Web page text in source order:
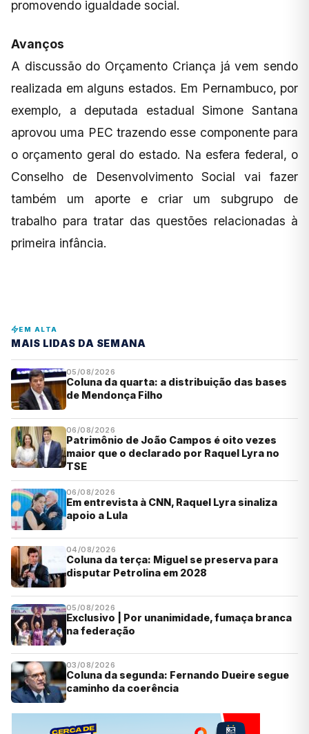
promovendo igualdade social.
Avanços
A discussão do Orçamento Criança já vem sendo
realizada em alguns estados. Em Pernambuco, por
exemplo, a deputada estadual Simone Santana
aprovou uma PEC trazendo esse componente para
o orçamento geral do estado. Na esfera federal, o
Conselho de Desenvolvimento Social vai fazer
também um aporte e criar um subgrupo de
trabalho para tratar das questões relacionadas à
primeira infância.
EM ALTA
MAIS LIDAS DA SEMANA
05/08/2026
Coluna da quarta: a distribuição das bases
de Mendonça Filho
06/08/2026
Patrimônio de João Campos é oito vezes
maior que o declarado por Raquel Lyra no
TSE
06/08/2026
Em entrevista à CNN, Raquel Lyra sinaliza
apoio a Lula
04/08/2026
Coluna da terça: Miguel se preserva para
disputar Petrolina em 2028
05/08/2026
Exclusivo | Por unanimidade, fumaça branca
na federação
03/08/2026
Coluna da segunda: Fernando Dueire segue
caminho da coerência